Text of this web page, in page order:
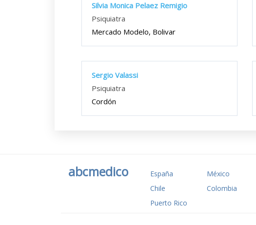
Silvia Monica Pelaez Remigio
Psiquiatra
Mercado Modelo, Bolivar
Sergio Valassi
Psiquiatra
Cordón
abcmedico España México
Chile
Colombia
Puerto Rico